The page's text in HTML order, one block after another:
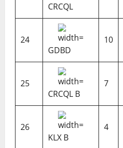
CRCQL
24
GDBD
10
25
CRCQL B
7
26
KLX B
4